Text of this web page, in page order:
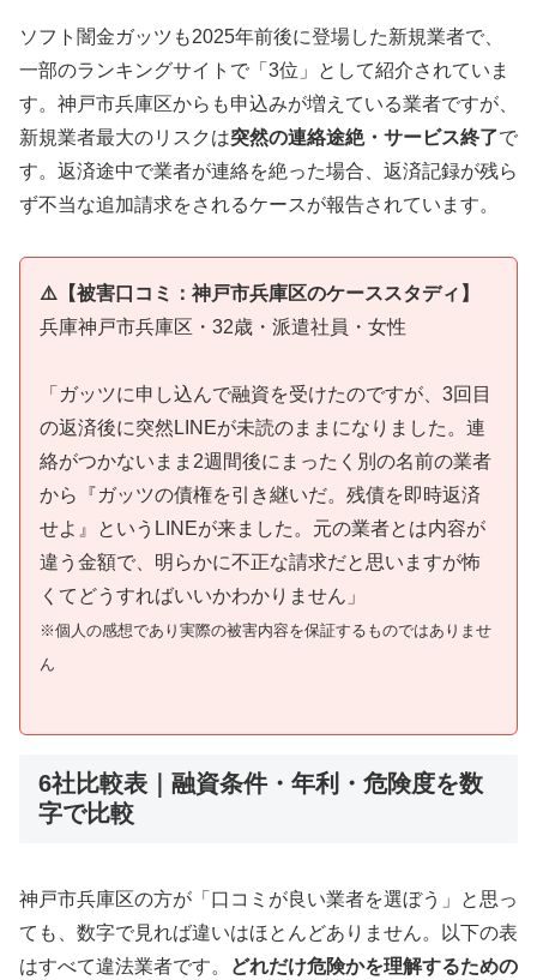
ソフト闇金ガッツも2025年前後に登場した新規業者で、
一部のランキングサイトで「3位」として紹介されていま
す。神戸市兵庫区からも申込みが増えている業者ですが、
新規業者最大のリスクは突然の連絡途絶・サービス終了で
す。返済途中で業者が連絡を絶った場合、返済記録が残ら
ず不当な追加請求をされるケースが報告されています。
⚠️【被害口コミ：神戸市兵庫区のケーススタディ】
兵庫神戸市兵庫区・32歳・派遣社員・女性
「ガッツに申し込んで融資を受けたのですが、3回目
の返済後に突然LINEが未読のままになりました。連
絡がつかないまま2週間後にまったく別の名前の業者
から『ガッツの債権を引き継いだ。残債を即時返済
せよ』というLINEが来ました。元の業者とは内容が
違う金額で、明らかに不正な請求だと思いますが怖
くてどうすればいいかわかりません」
※個人の感想であり実際の被害内容を保証するものではありませ
ん
6社比較表｜融資条件・年利・危険度を数
字で比較
神戸市兵庫区の方が「口コミが良い業者を選ぼう」と思っ
ても、数字で見れば違いはほとんどありません。以下の表
はすべて違法業者です。
どれだけ危険かを理解するための